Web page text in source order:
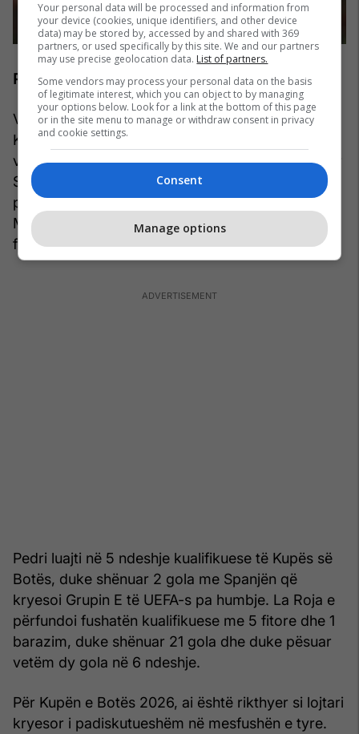
Pedri (Spanjë) - 150 milionë euro
Vetëm 23 vjeç, Pedri i Barcelonës po shkon drejt
Kupës së Botës për herë të dytë. Në turneun e
vitit 2022 në Katar, ai ishte një mesfushor kyç për
Spanjën dhe luajti në të katër ndeshjet e tyre
përpara se të humbnin në mënyrë tronditëse ndaj
Marokut në gjuajtjet e penalltive në raundin e
fazën e 1/8-tave.
Pedri luajti në 5 ndeshje kualifikuese të Kupës së
Botës, duke shënuar 2 gola me Spanjën që
kryesoi Grupin E të UEFA-s pa humbje. La Roja e
përfundoi fushatën kualifikuese me 5 fitore dhe 1
barazim, duke shënuar 21 gola dhe duke pësuar
vetëm dy gola në 6 ndeshje.
Për Kupën e Botës 2026, ai është rikthyer si lojtari
kryesor i padiskutueshëm në mesfushën e tyre.
Your personal data will be processed and information from
your device (cookies, unique identifiers, and other device
data) may be stored by, accessed by and shared with 369
partners, or used specifically by this site. We and our partners
may use precise geolocation data. List of partners.
Some vendors may process your personal data on the basis
of legitimate interest, which you can object to by managing
your options below. Look for a link at the bottom of this page
or in the site menu to manage or withdraw consent in privacy
and cookie settings.
Consent
Manage options